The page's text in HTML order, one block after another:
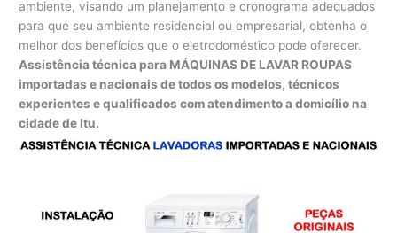
ambiente, visando um planejamento e cronograma adequados
para que seu ambiente residencial ou empresarial, obtenha o
melhor dos benefícios que o eletrodoméstico pode oferecer.
Assistência técnica para MÁQUINAS DE LAVAR ROUPAS
importadas e nacionais de todos os modelos, técnicos
experientes e qualificados com atendimento a domicílio na
cidade de Itu.